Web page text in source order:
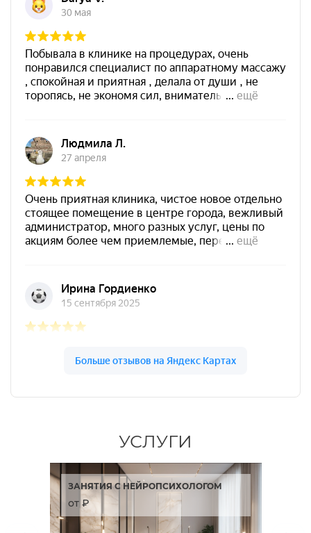
УСЛУГИ
ЗАНЯТИЯ С НЕЙРОПСИХОЛОГОМ
от ₽